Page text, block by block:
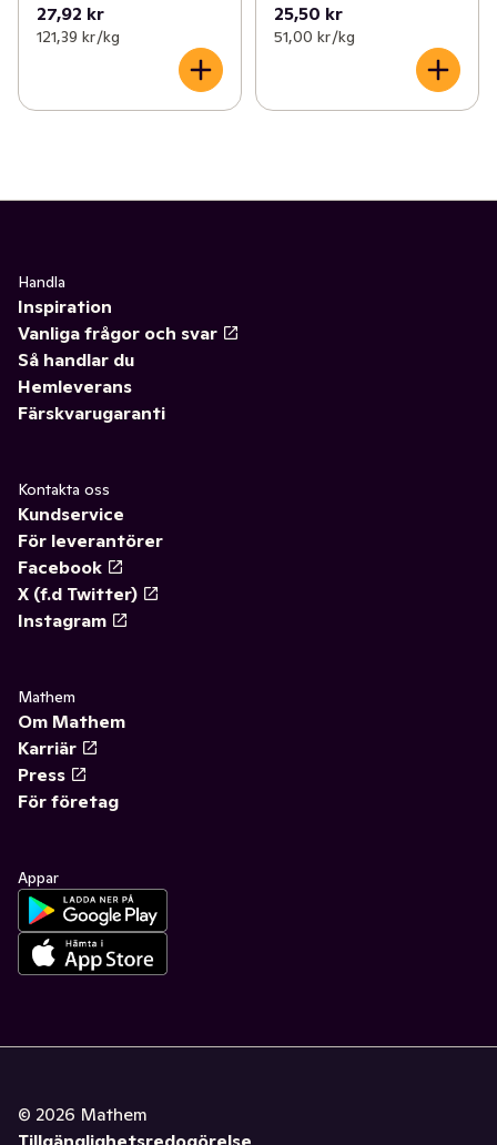
27,92 kr
121,39 kr /kg
25,50 kr
51,00 kr /kg
Handla
Inspiration
Vanliga frågor och svar
Så handlar du
Hemleverans
Färskvarugaranti
Kontakta oss
Kundservice
För leverantörer
Facebook
X (f.d Twitter)
Instagram
Mathem
Om Mathem
Karriär
Press
För företag
Appar
© 2026 Mathem
Tillgänglighetsredogörelse